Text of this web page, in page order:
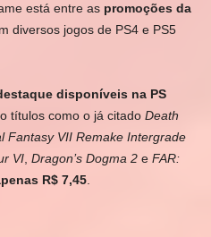
está entre as promoções da
diversos jogos de PS4 e PS5
disponíveis na PS
títulos como o já citado Death
Fantasy VII Remake Intergrade
VI Dragon’s Dogma 2 e FAR:
R$ 7,45